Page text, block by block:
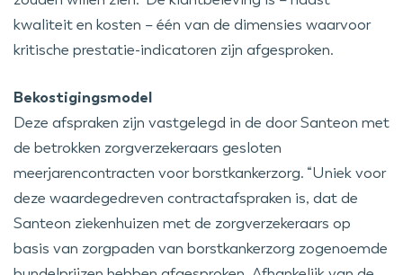
kwaliteit en kosten – één van de dimensies waarvoor
kritische prestatie-indicatoren zijn afgesproken.
Bekostigingsmodel
Deze afspraken zijn vastgelegd in de door Santeon met
de betrokken zorgverzekeraars gesloten
meerjarencontracten voor borstkankerzorg. “Uniek voor
deze waardegedreven contractafspraken is, dat de
Santeon ziekenhuizen met de zorgverzekeraars op
basis van zorgpaden van borstkankerzorg zogenoemde